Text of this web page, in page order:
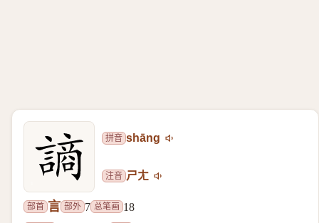
拼音 shāng
注音 ㄕㄤ
部首 言 部外 7 总笔画 18